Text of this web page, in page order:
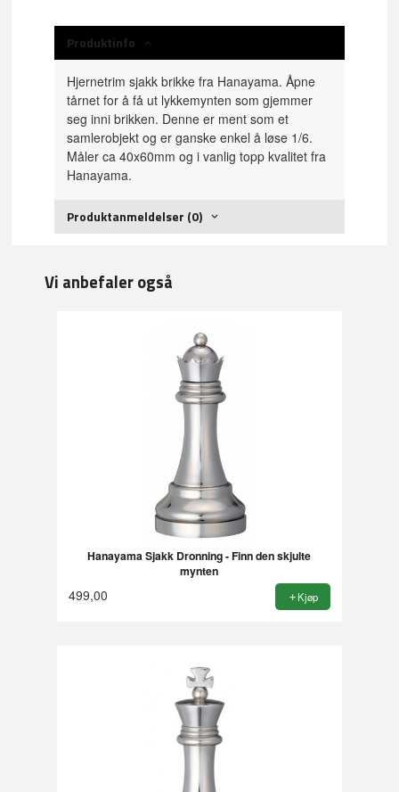
Produktinfo
Hjernetrim sjakk brikke fra Hanayama. Åpne
tårnet for å få ut lykkemynten som gjemmer
seg inni brikken. Denne er ment som et
samlerobjekt og er ganske enkel å løse 1/6.
Måler ca 40x60mm og i vanlig topp kvalitet fra
Hanayama.
Produktanmeldelser (0)
Vi anbefaler også
Hanayama Sjakk Dronning - Finn den skjulte
mynten
499,00 Kjøp